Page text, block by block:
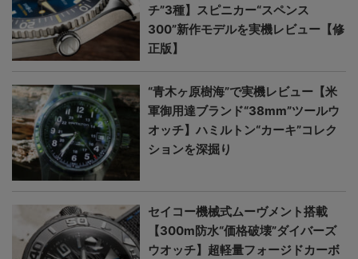
チ”3種】スピニカー“スペンス
300”新作モデルを実機レビュー【修
正版】
“青木ヶ原樹海”で実機レビュー【米
軍御用達ブランド“38mm”ツールウ
オッチ】ハミルトン“カーキ”コレク
ションを深掘り
セイコー機械式ムーヴメント搭載
【300m防水“価格破壊”ダイバーズ
ウオッチ】超軽量フォージドカーボ